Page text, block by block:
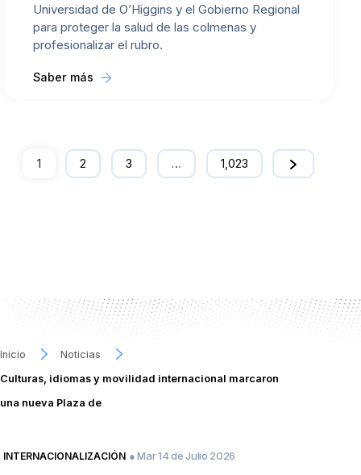
Universidad de O’Higgins y el Gobierno Regional
para proteger la salud de las colmenas y
profesionalizar el rubro.
Saber más
1 2 3 … 1,023
Inicio
Noticias
Culturas, idiomas y movilidad internacional marcaron
una nueva Plaza de
INTERNACIONALIZACIÓN ● Mar 14 de Julio 2026